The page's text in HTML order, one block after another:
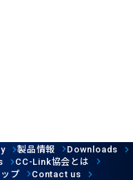
製品情報 Downloads
CC-Link協会とは
プ Contact us